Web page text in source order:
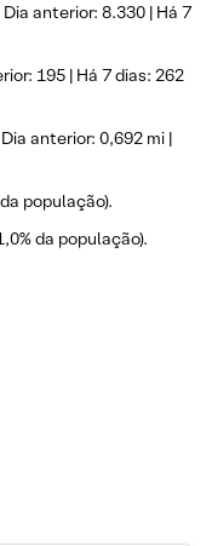
anterior: 8.330 | Há 7
195 | Há 7 dias: 262
anterior: 0,692 mi |
população).
da população).